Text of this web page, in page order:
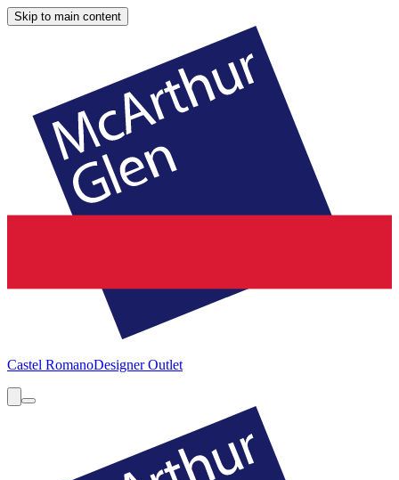
Skip to main content
Castel RomanoDesigner Outlet